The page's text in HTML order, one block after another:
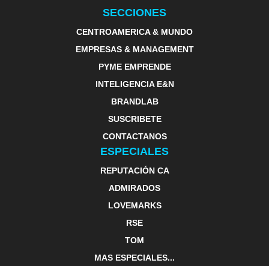
SECCIONES
CENTROAMERICA & MUNDO
EMPRESAS & MANAGEMENT
PYME EMPRENDE
INTELIGENCIA E&N
BRANDLAB
SUSCRIBETE
CONTACTANOS
ESPECIALES
REPUTACIÓN CA
ADMIRADOS
LOVEMARKS
RSE
TOM
MAS ESPECIALES...